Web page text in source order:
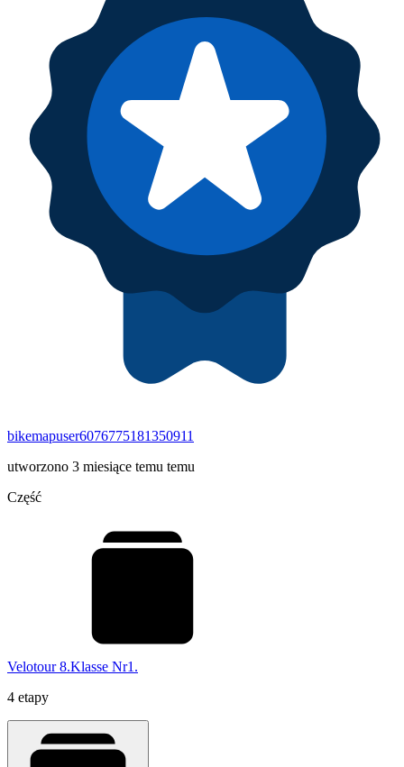
bikemapuser6076775181350911
utworzono 3 miesiące temu temu
Część
Velotour 8.Klasse Nr1.
4 etapy